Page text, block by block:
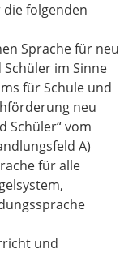
folgenden
Sprache für neu
im Sinne
für Schule und
neu
Schüler“ vom
A)
für alle
und